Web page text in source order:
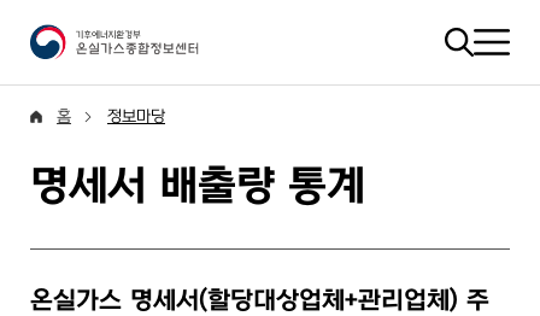
홈 정보마당
명세서 배출량 통계
온실가스 명세서(할당대상업체+관리업체) 주